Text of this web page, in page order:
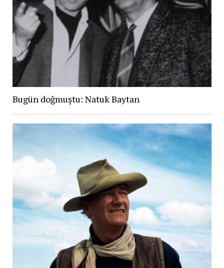
Bugün doğmuştu: Natuk Baytan